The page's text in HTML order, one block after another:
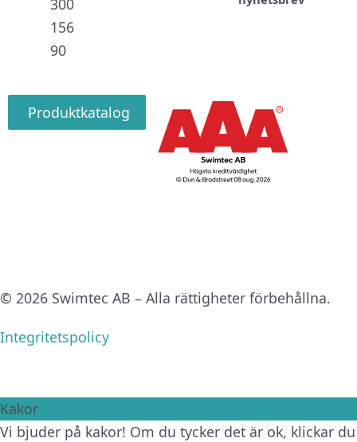
300
156
90
Produktkatalog
© 2026 Swimtec AB – Alla rättigheter förbehållna.
Integritetspolicy
Kakor
Vi bjuder på kakor! Om du tycker det är ok, klickar du